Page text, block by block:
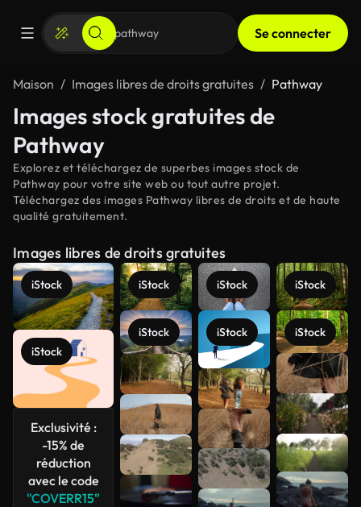
Se connecter
Maison Images libres de droits gratuites Pathway
Images stock gratuites de
Pathway
Explorez et téléchargez de superbes images stock de
Pathway pour votre site web ou tout autre projet.
Téléchargez des images Pathway libres de droits et de haute
qualité gratuitement.
Images libres de droits gratuites
iStock
iStock
Exclusivité :
-15% de
réduction
avec le code
"COVERR15"
iStock
iStock
iStock
iStock
iStock
iStock
Voir plus